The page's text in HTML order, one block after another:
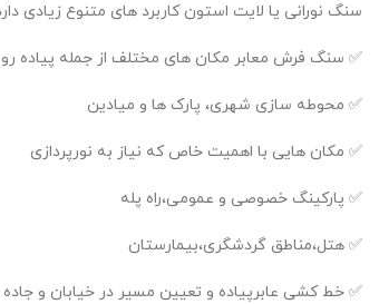
سنگ نورانی یا لایت استون کاربرد های متنوع زیادی
✅ سنگ فرش معابر مکان های مختلف از جمله پیاده رو
✅ محوطه سازی شهری، پارک ها و میادین
✅ مکان هایی با اهمیت خاص که نیاز به نورپردازی
✅ پارکینگ خصوصی و عمومی،راه پله
✅ هتل،مناطق گردشگری،بیمارستان
✅ خط کشی عابرپیاده و تعیین مسیر در خیابان و جاده